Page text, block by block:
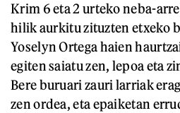
Krim 6 eta 2 urteko neba-
hilik aurkitu zituzten etxeko
Yoselyn Ortega haien
egiten saiatu zen, lepoa eta
Bere buruari zauri larriak
zen ordea, eta epaiketan